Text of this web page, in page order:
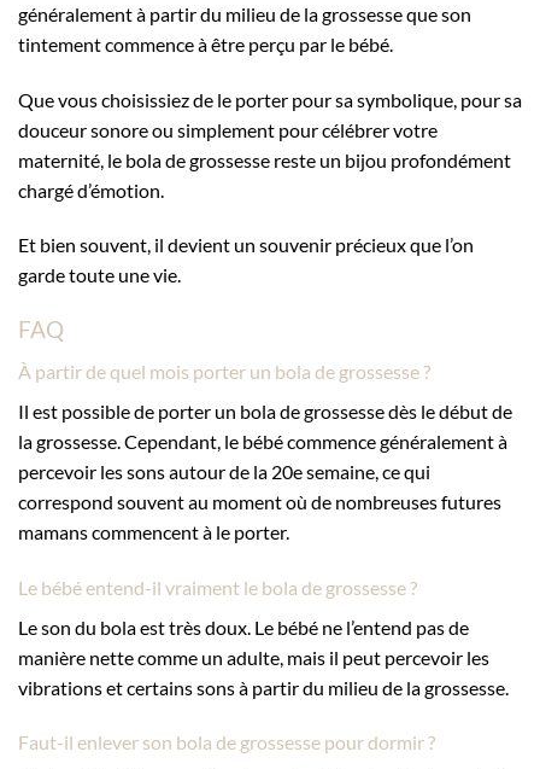
généralement à partir du milieu de la grossesse que son
tintement commence à être perçu par le bébé.
Que vous choisissiez de le porter pour sa symbolique, pour sa
douceur sonore ou simplement pour célébrer votre
maternité, le bola de grossesse reste un bijou profondément
chargé d’émotion.
Et bien souvent, il devient un souvenir précieux que l’on
garde toute une vie.
FAQ
À partir de quel mois porter un bola de grossesse ?
Il est possible de porter un bola de grossesse dès le début de
la grossesse. Cependant, le bébé commence généralement à
percevoir les sons autour de la 20e semaine, ce qui
correspond souvent au moment où de nombreuses futures
mamans commencent à le porter.
Le bébé entend-il vraiment le bola de grossesse ?
Le son du bola est très doux. Le bébé ne l’entend pas de
manière nette comme un adulte, mais il peut percevoir les
vibrations et certains sons à partir du milieu de la grossesse.
Faut-il enlever son bola de grossesse pour dormir ?